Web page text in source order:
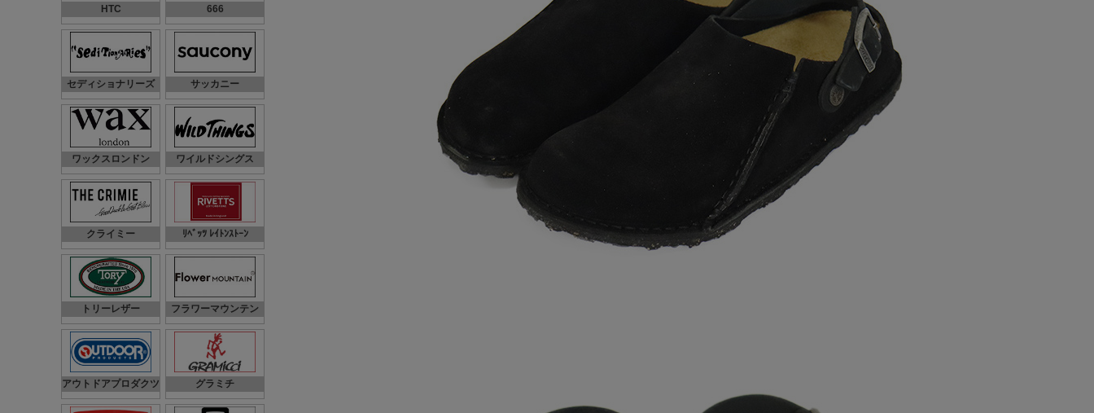
HTC 666
セディショナリーズ サッカニー
ワックスロンドン ワイルドシングス
クライミー ﾘﾍﾞｯﾂ ﾚｲﾄﾝｽﾄｰﾝ
トリーレザー フラワーマウンテン
アウトドアプロダクツ グラミチ